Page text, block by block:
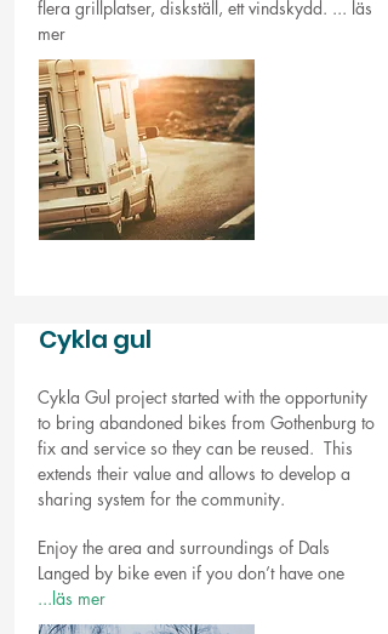
flera grillplatser, diskställ, ett vindskydd. ... läs
mer
Cykla gul
Cykla Gul project started with the opportunity
to bring abandoned bikes from Gothenburg to
fix and service so they can be reused. This
extends their value and allows to develop a
sharing system for the community.
Enjoy the area and surroundings of Dals
Langed by bike even if you don’t have one
...läs mer